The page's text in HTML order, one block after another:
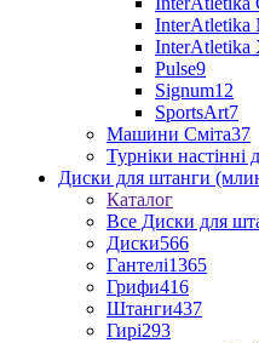
InterAtletika
InterAtletika
Pulse9
Signum12
SportsArt7
Машини Сміта37
Турніки настінні
Диски для штанги
Каталог
Все Диски для
Диски566
Гантелі1365
Грифи416
Штанги437
Гирі293